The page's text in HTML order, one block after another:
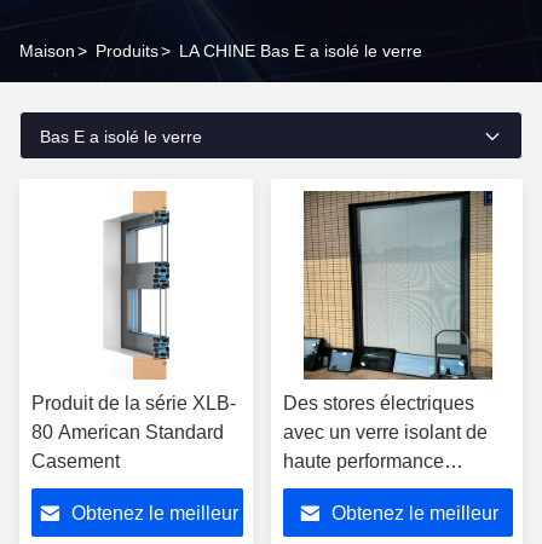
Maison> Produits> LA CHINE Bas E a isolé le verre
Bas E a isolé le verre
Produit de la série XLB-
80 American Standard
Casement
Obtenez le meilleur
Des stores électriques
avec un verre isolant de
haute performance
rafraîchissent votre espace
Obtenez le meilleur